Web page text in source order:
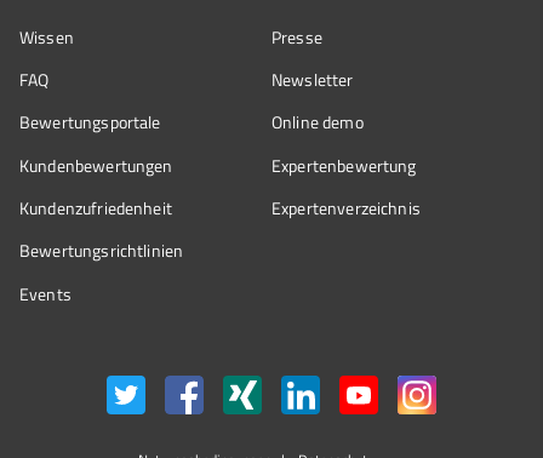
Wissen
FAQ
Bewertungsportale
Kundenbewertungen
Kundenzufriedenheit
Bewertungs­richtlinien
Events
Presse
Newsletter
Online demo
Expertenbewertung
Expertenverzeichnis